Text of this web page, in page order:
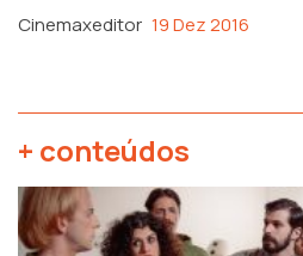
Cinemaxeditor 19 Dez 2016
+ conteúdos